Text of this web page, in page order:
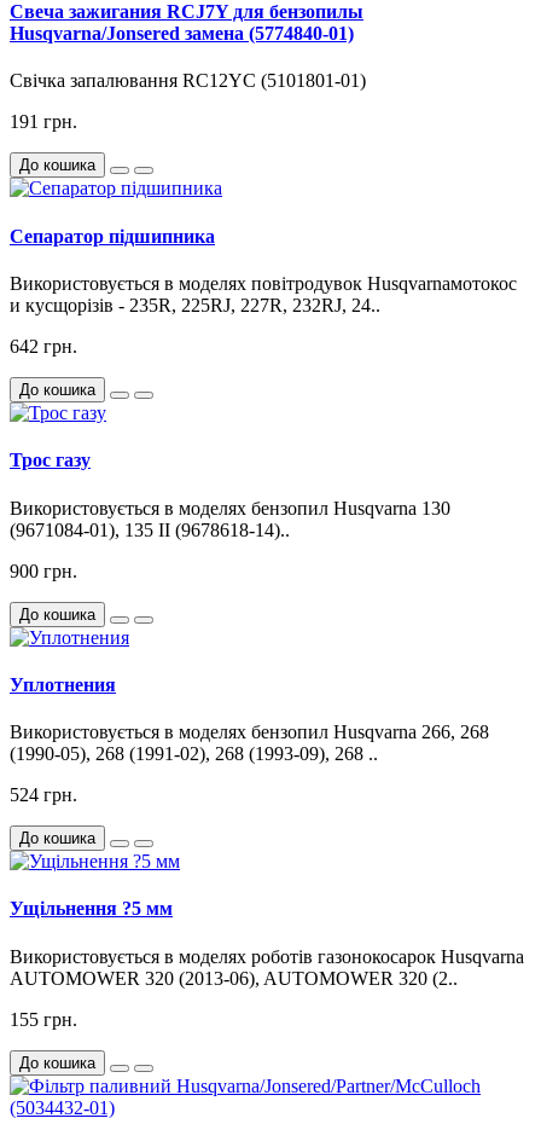
Свеча зажигания RCJ7Y для бензопилы
Husqvarna/Jonsered замена (5774840-01)
Свічка запалювання RC12YC (5101801-01)
191 грн.
До кошика
Сепаратор підшипника
Використовується в моделях повітродувок Husqvarnaмотокос
и кусщорізів - 235R, 225RJ, 227R, 232RJ, 24..
642 грн.
До кошика
Трос газу
Використовується в моделях бензопил Husqvarna 130
(9671084-01), 135 II (9678618-14)..
900 грн.
До кошика
Уплотнения
Використовується в моделях бензопил Husqvarna 266, 268
(1990-05), 268 (1991-02), 268 (1993-09), 268 ..
524 грн.
До кошика
Ущільнення ?5 мм
Використовується в моделях роботів газонокосарок Husqvarna
AUTOMOWER 320 (2013-06), AUTOMOWER 320 (2..
155 грн.
До кошика